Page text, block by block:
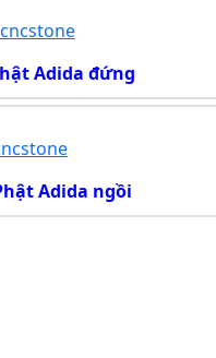
Adida đứng
Adida ngồi